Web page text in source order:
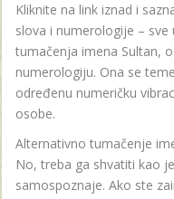
Kliknite na link iznad i
slova i numerologije –
tumačenja imena Sultan,
numerologiju. Ona se
određenu numeričku
osobe.
Alternativno tumačenje
No, treba ga shvatiti kao
samospoznaje. Ako ste